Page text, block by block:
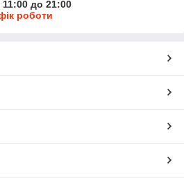
до 21:00
роботи